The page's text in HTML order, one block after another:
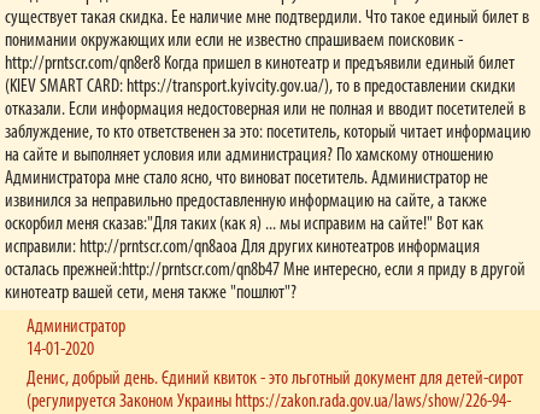
существует такая скидка. Ее наличие мне подтвердили. Что такое единый билет в
понимании окружающих или если не известно спрашиваем поисковик -
http://prntscr.com/qn8er8 Когда пришел в кинотеатр и предъявили единый билет
(KIEV SMART CARD: https://transport.kyivcity.gov.ua/), то в предоставлении скидки
отказали. Если информация недостоверная или не полная и вводит посетителей в
заблуждение, то кто ответственен за это: посетитель, который читает информацию
на сайте и выполняет условия или администрация? По хамскому отношению
Администратора мне стало ясно, что виноват посетитель. Администратор не
извинился за неправильно предоставленную информацию на сайте, а также
оскорбил меня сказав:"Для таких (как я) ... мы исправим на сайте!" Вот как
исправили: http://prntscr.com/qn8aoa Для других кинотеатров информация
осталась прежней:http://prntscr.com/qn8b47 Мне интересно, если я приду в другой
кинотеатр вашей сети, меня также "пошлют"?
Администратор
14-01-2020
Денис, добрый день. Єдиний квиток - это льготный документ для детей-сирот
(регулируется Законом Украины https://zakon.rada.gov.ua/laws/show/226-94-